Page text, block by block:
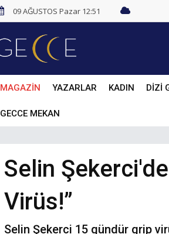
09 AĞUSTOS Pazar 12:51
MAGAZİN YAZARLAR KADIN DİZİ
GECCE MEKAN
Selin
Virüs!”
Selin Şekerci 15 gündür grip